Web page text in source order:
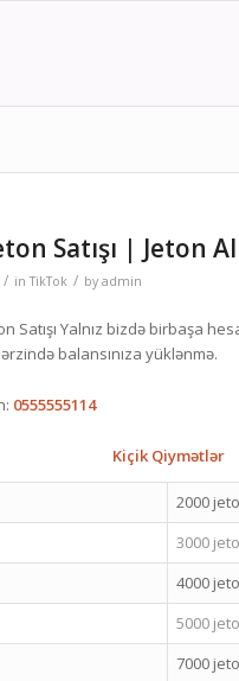
Satışı | Jeton
/ inTikTok / by admin
Satışı Yalnız bizdə birbaşa
balansınıza yüklənmə.
0555555114
Kiçik Qiymətlər
2000
3000
4000
5000
7000